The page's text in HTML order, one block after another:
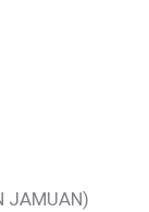
JAMUAN)